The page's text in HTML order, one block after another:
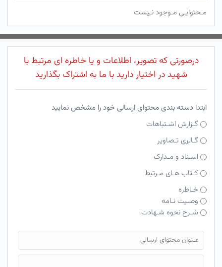
مـحتوایـی مـوجود نـیست
درصورتی که تصویر، اطلاعات و یا خاطره ای مرتبط با
شهید در اختیار دارید با ما به اشتراک بگذارید
ابتدا دسته بندی محتوای ارسالی خود را مشخص نمایید
گـزارش اشـتباهات
گـالری تـصاویر
اسـناد و مـدارک
کـتاب هـای مـرتبط
خـاطره
وصـیت نـامه
شـرح نحوه شـهادت
فایل محتوای ارسالی